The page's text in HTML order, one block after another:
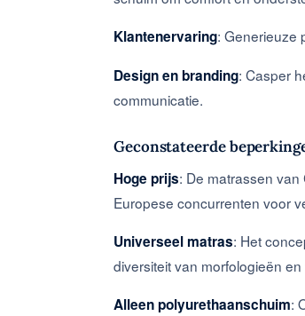
Klantenervaring: Generieuze
Design en branding: Casper
communicatie.
Geconstateerde
Hoge prijs: De matrassen
Europese concurrenten voor
Universeel matras: Het
diversiteit van morfologieën
Alleen polyurethaanschuim: